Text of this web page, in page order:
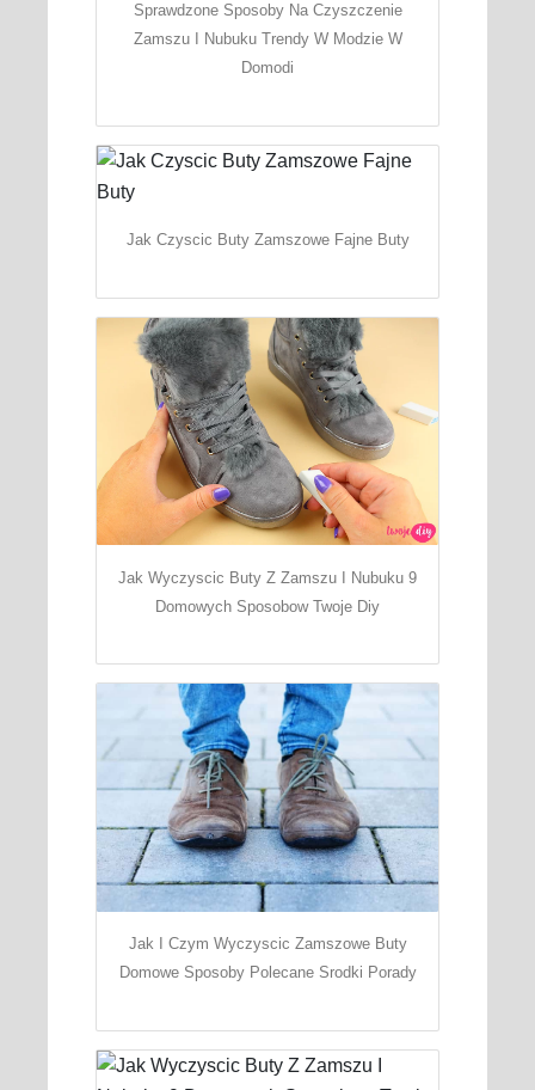
Sprawdzone Sposoby Na Czyszczenie
Zamszu I Nubuku Trendy W Modzie W
Domodi
Jak Czyscic Buty Zamszowe Fajne Buty
Jak Wyczyscic Buty Z Zamszu I Nubuku 9
Domowych Sposobow Twoje Diy
Jak I Czym Wyczyscic Zamszowe Buty
Domowe Sposoby Polecane Srodki Porady